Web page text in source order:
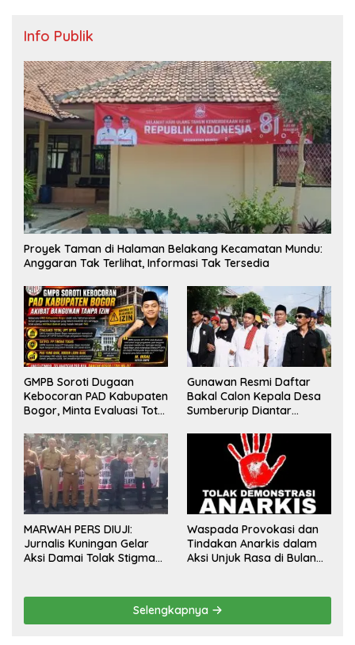
Info Publik
Proyek Taman di Halaman Belakang Kecamatan Mundu:
Anggaran Tak Terlihat, Informasi Tak Tersedia
GMPB Soroti Dugaan
Kebocoran PAD Kabupaten
Bogor, Minta Evaluasi Total
Tak Berizin
Gunawan Resmi Daftar
Bakal Calon Kepala Desa
Sumberurip Diantar
Pendukung ke Meja Panitia
MARWAH PERS DIUJI:
Jurnalis Kuningan Gelar
Aksi Damai Tolak Stigma
Wartawan
Waspada Provokasi dan
Tindakan Anarkis dalam
Aksi Unjuk Rasa di Bulan
Selengkapnya